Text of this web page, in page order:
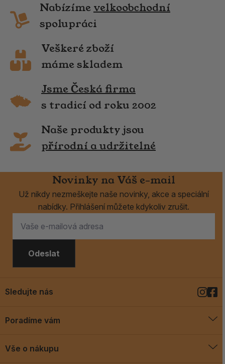
Nabízíme velkoobchodní
spolupráci
Veškeré zboží
máme skladem
Jsme Česká firma
s tradicí od roku 2002
Naše produkty jsou
přírodní a udržitelné
Novinky na Váš e-mail
Už nikdy nezmeškejte naše novinky, akce a speciální
nabídky. Přihlášení můžete kdykoliv zrušit.
Odeslat
Poradíme vám
Vše o nákupu
Sledujte nás